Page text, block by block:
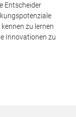
Entscheider
zu lernen
Innovationen zu